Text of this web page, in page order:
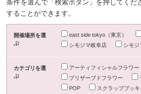
条件を選んで「検索ボタン」を押してくだ
することができます。
開催場所を選
ぶ
east side tokyo（東京）
シモジマ岐阜店
シモジ
カテゴリを選
ぶ
アーティフィシャルフラワー
プリザーブドフラワー
POP
スクラップブッ